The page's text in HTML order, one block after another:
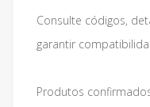
Consulte códigos,
garantir
Produtos